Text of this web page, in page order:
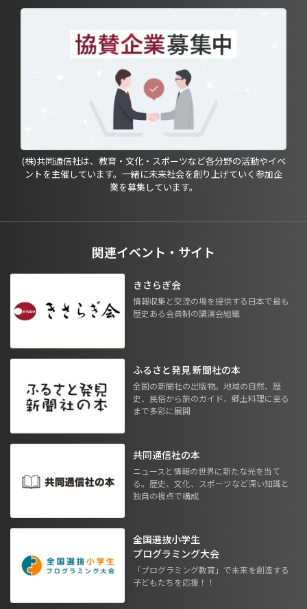
(株)共同通信社は、教育・文化・スポーツなど各分野の活動やイベ
ントを主催しています。一緒に未来社会を創り上げていく参加企
業を募集しています。
関連イベント・サイト
きさらぎ会
情報収集と交流の場を提供する日本で最も
歴史ある会員制の講演会組織
ふるさと発見 新聞社の本
全国の新聞社の出版物。地域の自然、歴
史、民俗から旅のガイド、郷土料理に至る
まで多彩に展開
共同通信社の本
ニュースと情報の世界に新たな光を当て
る。歴史、文化、スポーツなど深い知識と
独自の視点で構成
全国選抜小学生
プログラミング大会
「プログラミング教育」で未来を創造する
子どもたちを応援！！